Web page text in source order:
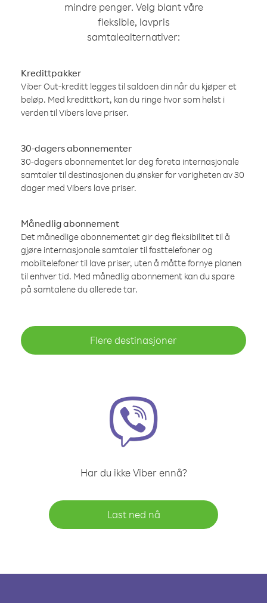
mindre penger. Velg blant våre
fleksible, lavpris
samtalealternativer:
Kredittpakker
Viber Out-kreditt legges til saldoen din når du kjøper et
beløp. Med kredittkort, kan du ringe hvor som helst i
verden til Vibers lave priser.
30-dagers abonnementer
30-dagers abonnementet lar deg foreta internasjonale
samtaler til destinasjonen du ønsker for varigheten av 30
dager med Vibers lave priser.
Månedlig abonnement
Det månedlige abonnementet gir deg fleksibilitet til å
gjøre internasjonale samtaler til fasttelefoner og
mobiltelefoner til lave priser, uten å måtte fornye planen
til enhver tid. Med månedlig abonnement kan du spare
på samtalene du allerede tar.
Flere destinasjoner
Har du ikke Viber ennå?
Last ned nå